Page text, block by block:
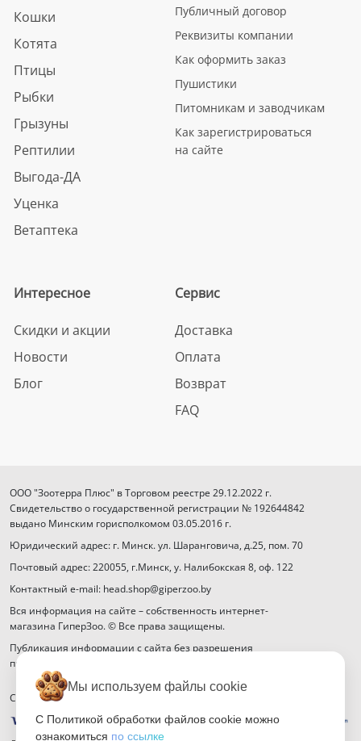
Кошки
Котята
Птицы
Рыбки
Грызуны
Рептилии
Выгода-ДА
Уценка
Ветаптека
Публичный договор
Реквизиты компании
Как оформить заказ
Пушистики
Питомникам и заводчикам
Как зарегистрироваться
на сайте
Интересное
Скидки и акции
Новости
Блог
Сервис
Доставка
Оплата
Возврат
FAQ
ООО "Зоотерра Плюс" в Торговом реестре 29.12.2022 г.
Свидетельство о государственной регистрации № 192644842
выдано Минским горисполкомом 03.05.2016 г.
Юридический адрес: г. Минск. ул. Шаранговича, д.25, пом. 70
Почтовый адрес: 220055, г.Минск, у. Налибокская 8, оф. 122
Контактный e-mail: head.shop@giperzoo.by
Вся информация на сайте – собственность интернет-
магазина ГиперЗоо. © Все права защищены.
Публикация информации с сайта без разрешения
правообладателя запрещена.
Способы оплаты
Мы используем файлы cookie
С Политикой обработки файлов cookie можно
ознакомиться по ссылке